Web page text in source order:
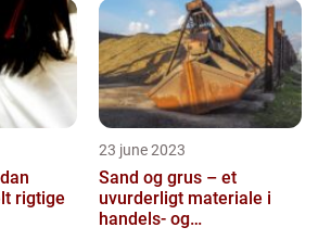
rigtige
23 june 2023
Sand og grus – et
uvurderligt materiale i
handels- og